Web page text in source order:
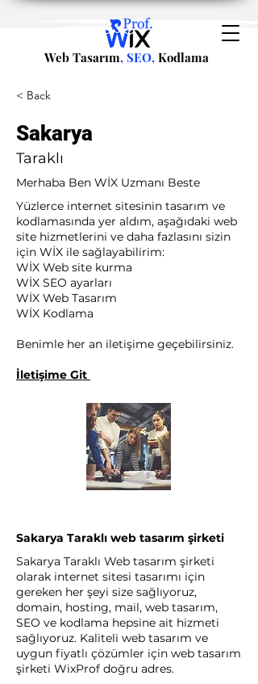
Web Tasarım, SEO, Kodlama
< Back
Sakarya
Taraklı
Merhaba Ben WİX Uzmanı Beste
Yüzlerce internet sitesinin tasarım ve
kodlamasında yer aldım, aşağıdaki web
site hizmetlerini ve daha fazlasını sizin
için WİX ile sağlayabilirim:​ ​
WİX Web site kurma
WİX SEO ayarları
WİX Web Tasarım
WİX Kodlama ​
Benimle her an iletişime geçebilirsiniz.
İletişime Git
Sakarya Taraklı web tasarım şirketi
Sakarya Taraklı Web tasarım şirketi
olarak internet sitesi tasarımı için
gereken her şeyi size sağlıyoruz,
domain, hosting, mail, web tasarım,
SEO ve kodlama hepsine ait hizmeti
sağlıyoruz. Kaliteli web tasarım ve
uygun fiyatlı çözümler için web tasarım
şirketi WixProf doğru adres.